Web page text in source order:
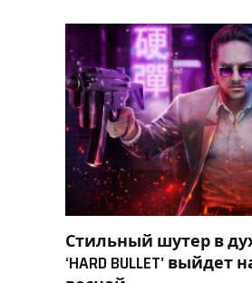
Стильный шутер в
‘HARD BULLET’ выйдет